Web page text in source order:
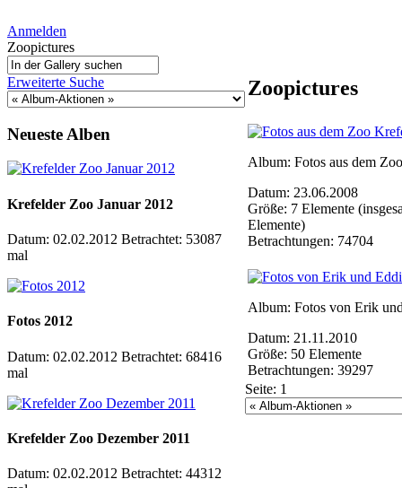
Anmelden
Zoopictures
Erweiterte Suche
Neueste Alben
Krefelder Zoo Januar 2012
Datum: 02.02.2012 Betrachtet: 53087
mal
Fotos 2012
Datum: 02.02.2012 Betrachtet: 68416
mal
Krefelder Zoo Dezember 2011
Datum: 02.02.2012 Betrachtet: 44312
Zoopictures
Album: Fotos aus dem
Datum: 23.06.2008
Größe: 7 Elemente
Elemente)
Betrachtungen: 74704
Album: Fotos von Erik
Datum: 21.11.2010
Größe: 50 Elemente
Betrachtungen: 39297
Seite: 1